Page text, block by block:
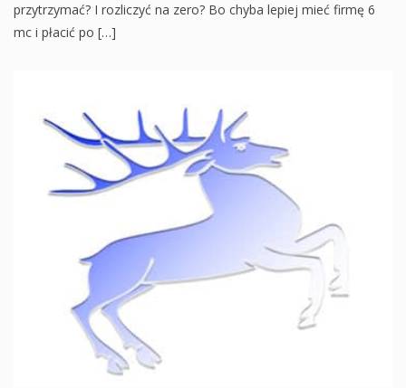
przytrzymać? I rozliczyć na zero? Bo chyba lepiej mieć firmę 6
mc i płacić po […]